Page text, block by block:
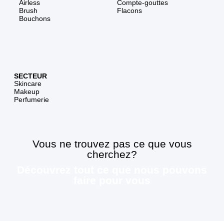
Airless
Brush
Bouchons
Compte-gouttes
Flacons
SECTEUR
Skincare
Makeup
Perfumerie
Vous ne trouvez pas ce que vous
cherchez?